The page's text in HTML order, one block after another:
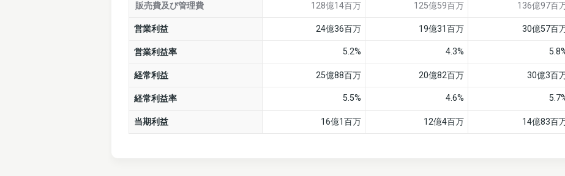
販売費及び管理費 128億14百万 125億59百万 136億97百
営業利益 24億36百万 19億31百万 30億57百
営業利益率 5.2% 4.3%
経常利益 25億88百万 20億82百万 30億3百
経常利益率 5.5% 4.6%
当期利益 16億1百万 12億4百万 14億83百